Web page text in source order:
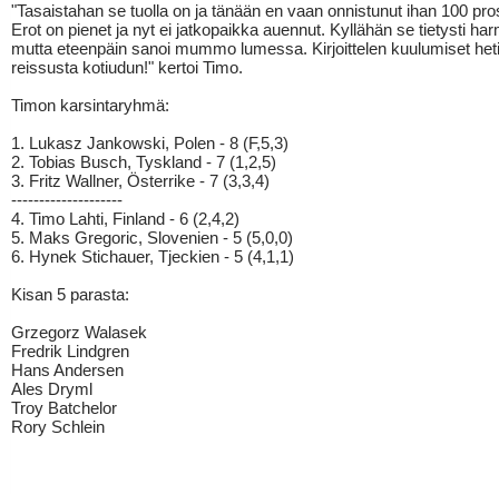
"Tasaistahan se tuolla on ja tänään en vaan onnistunut ihan 100
Erot on pienet ja nyt ei jatkopaikka auennut. Kyllähän se tietysti
mutta eteenpäin sanoi mummo lumessa. Kirjoittelen kuulumiset
reissusta kotiudun!" kertoi Timo.
Timon karsintaryhmä:
1. Lukasz Jankowski, Polen - 8 (F,5,3)
2. Tobias Busch, Tyskland - 7 (1,2,5)
3. Fritz Wallner, Österrike - 7 (3,3,4)
--------------------
4. Timo Lahti, Finland - 6 (2,4,2)
5. Maks Gregoric, Slovenien - 5 (5,0,0)
6. Hynek Stichauer, Tjeckien - 5 (4,1,1)
Kisan 5 parasta:
Grzegorz Walasek
Fredrik Lindgren
Hans Andersen
Ales Dryml
Troy Batchelor
Rory Schlein